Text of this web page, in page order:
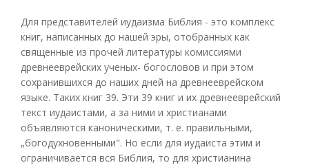
Для представителей иудаизма Библия - это комплекс
книг, написанных до нашей эры, отобранных как
священные из прочей литературы комиссиями
древнееврейских ученых- богословов и при этом
сохранившихся до наших дней на древнееврейском
языке. Таких книг 39. Эти 39 книг и их древнееврейский
текст иудаистами, а за ними и христианами
объявляются каноническими, т. е. правильными,
„богодухновенными". Но если для иудаиста этим и
ограничивается вся Библия, то для христианина